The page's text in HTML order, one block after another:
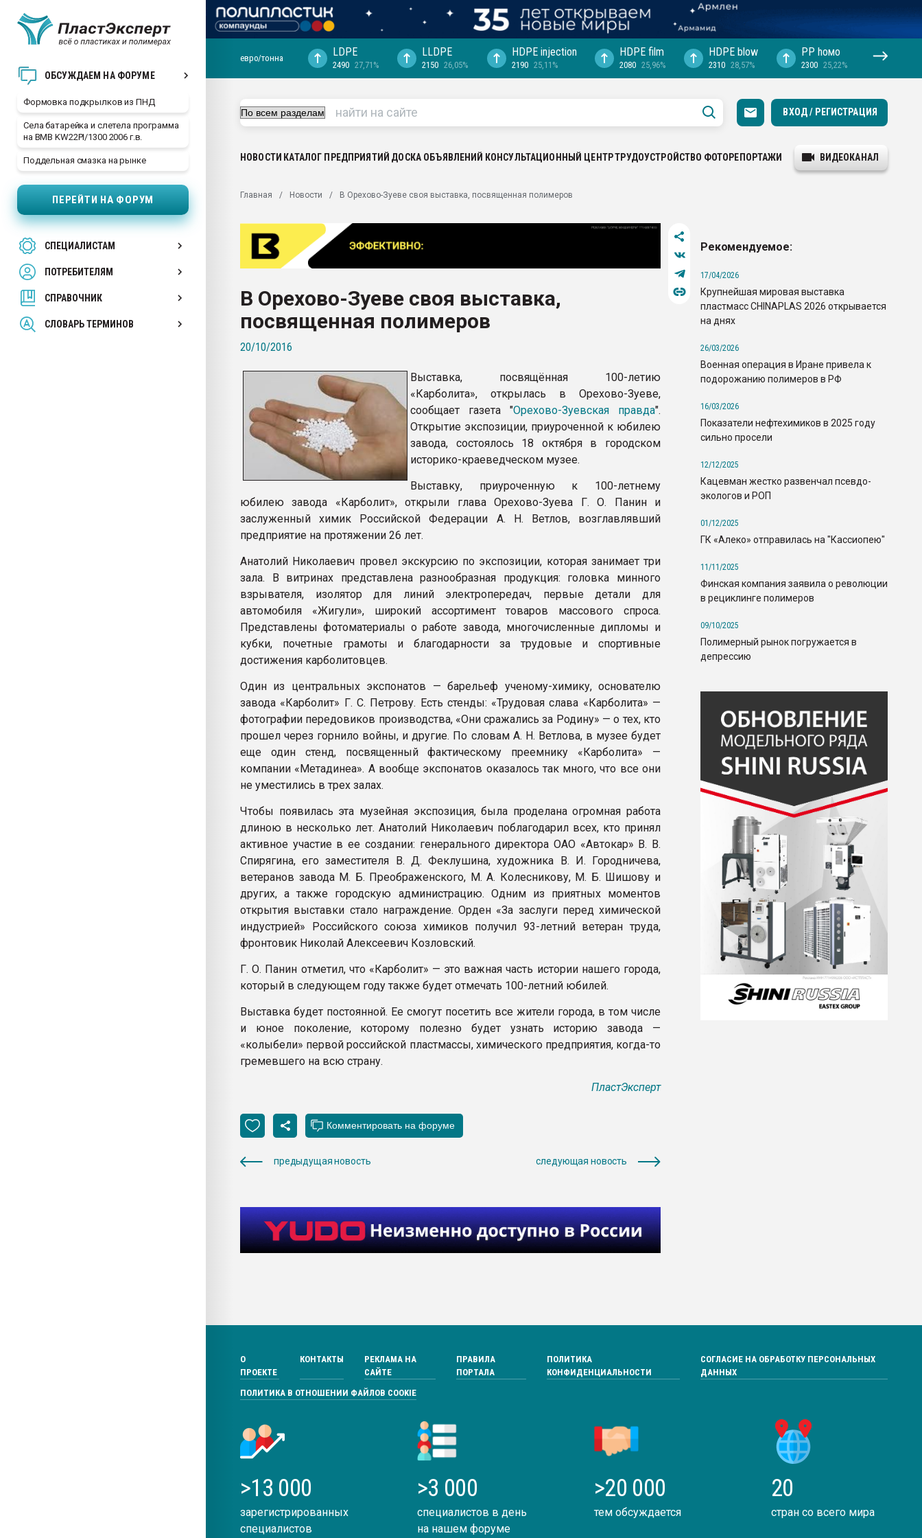
ОБСУЖДАЕМ НА ФОРУМЕ
Формовка подкрылков из ПНД
Села батарейка и слетела программа
на BMB KW22PI/1300 2006 г.в.
Поддельная смазка на рынке
ПЕРЕЙТИ НА ФОРУМ
СПЕЦИАЛИСТАМ
ПОТРЕБИТЕЛЯМ
СПРАВОЧНИК
СЛОВАРЬ ТЕРМИНОВ
29.07.2026 ФРП помог "Ижевскому
Вакуум-формовочные машины:
28.07.2026 Автоматизация выходит на
первый план в переработке
пластмасс
ситуацией на строительном рынке
Всё, что касается выдува ПЭТ
бутылок
ПЕРЕЙТИ НА ФОРУМ
евро/тонна LDPE
2490 27,71%
LLDPE
2150 26,05%
HDPE injection
2190 25,11%
HDPE film
2080 25,96%
HDPE blow
2310 28,57%
PP hомо
2300 25,22%
ВХОД / РЕГИСТРАЦИЯ
НОВОСТИ КАТАЛОГ ПРЕДПРИЯТИЙ ДОСКА ОБЪЯВЛЕНИЙ КОНСУЛЬТАЦИОННЫЙ ЦЕНТРТРУДОУСТРОЙСТВО ФОТОРЕПОРТАЖИ ВИДЕОКАНАЛ
Главная Новости В Орехово-Зуеве своя выставка, посвященная полимеров
В Орехово-Зуеве своя выставка,
посвященная полимеров
20/10/2016
Выставка, посвящённая 100-летию
«Карболита», открылась в Орехово-Зуеве,
сообщает газета "Орехово-Зуевская правда".
Открытие экспозиции, приуроченной к юбилею
завода, состоялось 18 октября в городском
историко-краеведческом музее.
Выставку, приуроченную к 100-летнему
юбилею завода «Карболит», открыли глава Орехово-Зуева Г. О. Панин и
заслуженный химик Российской Федерации А. Н. Ветлов, возглавлявший
предприятие на протяжении 26 лет.
Анатолий Николаевич провел экскурсию по экспозиции, которая занимает три
зала. В витринах представлена разнообразная продукция: головка минного
взрывателя, изолятор для линий электропередач, первые детали для
автомобиля «Жигули», широкий ассортимент товаров массового спроса.
Представлены фотоматериалы о работе завода, многочисленные дипломы и
кубки, почетные грамоты и благодарности за трудовые и спортивные
достижения карболитовцев.
Один из центральных экспонатов — барельеф ученому-химику, основателю
завода «Карболит» Г. С. Петрову. Есть стенды: «Трудовая слава «Карболита» —
фотографии передовиков производства, «Они сражались за Родину» — о тех, кто
прошел через горнило войны, и другие. По словам А. Н. Ветлова, в музее будет
еще один стенд, посвященный фактическому преемнику «Карболита» —
компании «Метадинеа». А вообще экспонатов оказалось так много, что все они
не уместились в трех залах.
Чтобы появилась эта музейная экспозиция, была проделана огромная работа
длиною в несколько лет. Анатолий Николаевич поблагодарил всех, кто принял
активное участие в ее создании: генерального директора ОАО «Автокар» В. В.
Спирягина, его заместителя В. Д. Феклушина, художника В. И. Городничева,
ветеранов завода М. Б. Преображенского, М. А. Колесникову, М. Б. Шишову и
других, а также городскую администрацию. Одним из приятных моментов
открытия выставки стало награждение. Орден «За заслуги перед химической
индустрией» Российского союза химиков получил 93-летний ветеран труда,
фронтовик Николай Алексеевич Козловский.
Г. О. Панин отметил, что «Карболит» — это важная часть истории нашего города,
который в следующем году также будет отмечать 100-летний юбилей.
Выставка будет постоянной. Ее смогут посетить все жители города, в том числе
и юное поколение, которому полезно будет узнать историю завода —
«колыбели» первой российской пластмассы, химического предприятия, когда-то
гремевшего на всю страну.
ПластЭксперт
предыдущая новость следующая новость
Рекомендуемое:
17/04/2026
Крупнейшая мировая выставка
пластмасс CHINAPLAS 2026 открывается
на днях
26/03/2026
Военная операция в Иране привела к
подорожанию полимеров в РФ
16/03/2026
Показатели нефтехимиков в 2025 году
сильно просели
12/12/2025
Кацевман жестко развенчал псевдо-
экологов и РОП
01/12/2025
ГК «Алеко» отправилась на "Кассиопею"
11/11/2025
Финская компания заявила о революции
в рециклинге полимеров
09/10/2025
Полимерный рынок погружается в
депрессию
О
ПРОЕКТЕ
КОНТАКТЫ
РЕКЛАМА НА
САЙТЕ
ПРАВИЛА
ПОРТАЛА
ПОЛИТИКА
КОНФИДЕНЦИАЛЬНОСТИ
СОГЛАСИЕ НА ОБРАБОТКУ ПЕРСОНАЛЬНЫХ
ДАННЫХ
ПОЛИТИКА В ОТНОШЕНИИ ФАЙЛОВ COOKIE
>13 000
зарегистрированных
специалистов
>3 000
специалистов в день
на нашем форуме
>20 000
тем обсуждается
20
стран со всего мира